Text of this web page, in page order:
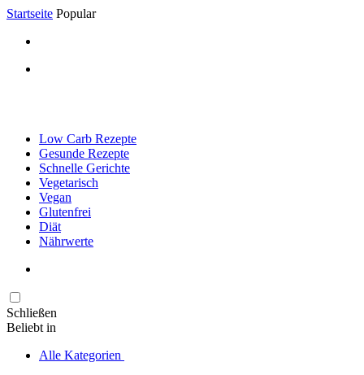
Startseite Popular
Low Carb Rezepte
Gesunde Rezepte
Schnelle Gerichte
Vegetarisch
Vegan
Glutenfrei
Diät
Nährwerte
Schließen
Beliebt in
Alle Kategorien